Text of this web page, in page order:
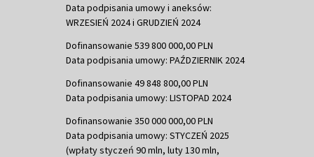
Data podpisania umowy i aneksów:
WRZESIEŃ 2024 i GRUDZIEŃ 2024
Dofinansowanie 539 800 000,00 PLN
Data podpisania umowy: PAŹDZIERNIK 2024
Dofinansowanie 49 848 800,00 PLN
Data podpisania umowy: LISTOPAD 2024
Dofinansowanie 350 000 000,00 PLN
Data podpisania umowy: STYCZEŃ 2025
(wpłaty styczeń 90 mln, luty 130 mln,